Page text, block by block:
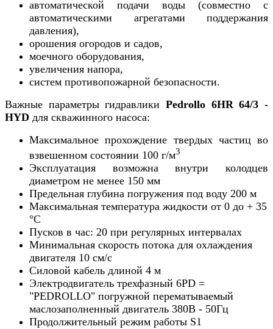
автоматической подачи воды (совместно с
автоматическими агрегатами поддержания
давления),
орошения огородов и садов,
моечного оборудования,
увеличения напора,
систем противопожарной безопасности.
Важные параметры гидравлики Pedrollo 6HR 64/3 -
HYD для скважинного насоса:
Максимальное прохождение твердых частиц во
взвешенном состоянии 100 г/м3
Эксплуатация возможна внутри колодцев
диаметром не менее 150 мм
Предельная глубина погружения под воду 200 м
Максимальная температура жидкости от 0 до + 35
°С
Пусков в час: 20 при регулярных интервалах
Минимальная скорость потока для охлаждения
двигателя 10 см/с
Силовой кабель длиной 4 м
Электродвигатель трехфазный 6PD =
"PEDROLLO" погружной перематываемый
маслозаполненный двигатель 380В - 50Гц
Продолжительный режим работы S1